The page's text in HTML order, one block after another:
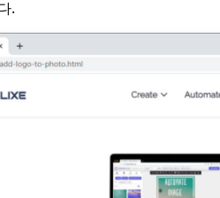
.